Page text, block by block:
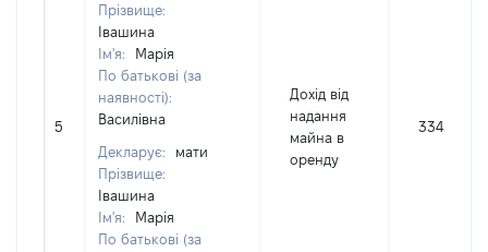
5
Прізвище:
Івашина
Ім'я:
Марія
По батькові (за
наявності):
Василівна
Декларує:
мати
Прізвище:
Івашина
Ім'я:
Марія
По батькові (за
Дохід від
надання
майна в
оренду
3343